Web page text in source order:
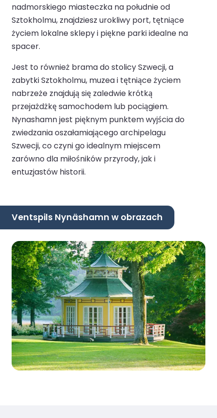
nadmorskiego miasteczka na południe od
Sztokholmu, znajdziesz urokliwy port, tętniące
życiem lokalne sklepy i piękne parki idealne na
spacer.
Jest to również brama do stolicy Szwecji, a
zabytki Sztokholmu, muzea i tętniące życiem
nabrzeże znajdują się zaledwie krótką
przejażdżkę samochodem lub pociągiem.
Nynashamn jest pięknym punktem wyjścia do
zwiedzania oszałamiającego archipelagu
Szwecji, co czyni go idealnym miejscem
zarówno dla miłośników przyrody, jak i
entuzjastów historii.
Ventspils Nynäshamn w obrazach